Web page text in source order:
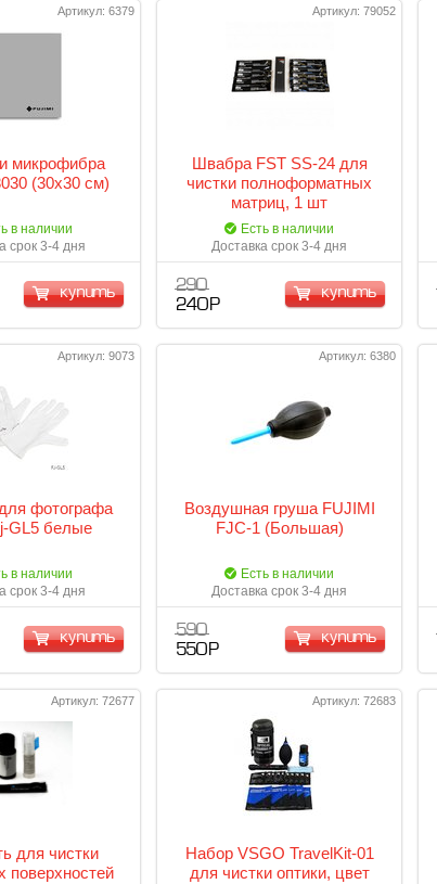
Артикул: 6379
микрофибра
(30х30 см)
в наличии
срок 3-4 дня
купить
Артикул: 79052
Швабра FST SS-24 для
чистки полноформатных
матриц, 1 шт
Есть в наличии
Доставка срок 3-4 дня
290
240 Р
купить
Артикул: 9073
фотографа
GL5 белые
в наличии
срок 3-4 дня
купить
Артикул: 6380
Воздушная груша FUJIMI
FJC-1 (Большая)
Есть в наличии
Доставка срок 3-4 дня
590
550 Р
купить
Артикул: 72677
для чистки
поверхностей
Артикул: 72683
Набор VSGO TravelKit-01
для чистки оптики, цвет